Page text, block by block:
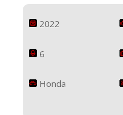
2022
6
Honda